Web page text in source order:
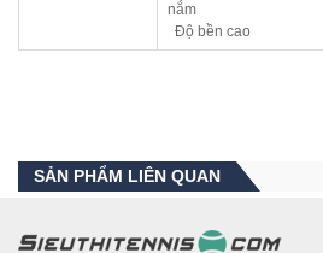
nắm
Độ bền cao
SẢN PHẨM LIÊN QUAN